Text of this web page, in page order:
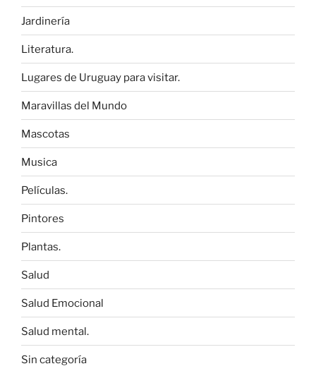
Jardinería
Literatura.
Lugares de Uruguay para visitar.
Maravillas del Mundo
Mascotas
Musica
Películas.
Pintores
Plantas.
Salud
Salud Emocional
Salud mental.
Sin categoría